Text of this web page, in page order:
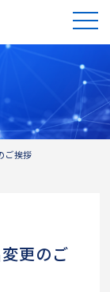
ご挨拶
更のご